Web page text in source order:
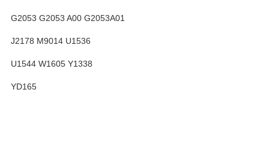
G2053 G2053 A00 G2053A01
J2178 M9014 U1536
U1544 W1605 Y1338
YD165